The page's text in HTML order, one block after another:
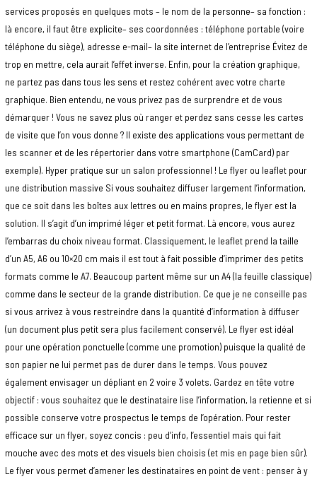
services proposés en quelques mots – le nom de la personne– sa fonction :
là encore, il faut être explicite– ses coordonnées : téléphone portable (voire
téléphone du siège), adresse e-mail– la site internet de l’entreprise Évitez de
trop en mettre, cela aurait l’effet inverse. Enfin, pour la création graphique,
ne partez pas dans tous les sens et restez cohérent avec votre charte
graphique. Bien entendu, ne vous privez pas de surprendre et de vous
démarquer ! Vous ne savez plus où ranger et perdez sans cesse les cartes
de visite que l’on vous donne ? Il existe des applications vous permettant de
les scanner et de les répertorier dans votre smartphone (CamCard) par
exemple). Hyper pratique sur un salon professionnel ! Le flyer ou leaflet pour
une distribution massive Si vous souhaitez diffuser largement l’information,
que ce soit dans les boîtes aux lettres ou en mains propres, le flyer est la
solution. Il s’agit d’un imprimé léger et petit format. Là encore, vous aurez
l’embarras du choix niveau format. Classiquement, le leaflet prend la taille
d’un A5, A6 ou 10×20 cm mais il est tout à fait possible d’imprimer des petits
formats comme le A7. Beaucoup partent même sur un A4 (la feuille classique)
comme dans le secteur de la grande distribution. Ce que je ne conseille pas
si vous arrivez à vous restreindre dans la quantité d’information à diffuser
(un document plus petit sera plus facilement conservé). Le flyer est idéal
pour une opération ponctuelle (comme une promotion) puisque la qualité de
son papier ne lui permet pas de durer dans le temps. Vous pouvez
également envisager un dépliant en 2 voire 3 volets. Gardez en tête votre
objectif : vous souhaitez que le destinataire lise l’information, la retienne et si
possible conserve votre prospectus le temps de l’opération. Pour rester
efficace sur un flyer, soyez concis : peu d’info, l’essentiel mais qui fait
mouche avec des mots et des visuels bien choisis (et mis en page bien sûr).
Le flyer vous permet d’amener les destinataires en point de vent : penser à y